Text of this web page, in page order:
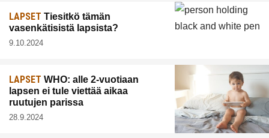
LAPSET Tiesitkö tämän
vasenkätisistä lapsista?
9.10.2024
LAPSET WHO: alle 2-vuotiaan
lapsen ei tule viettää aikaa
ruutujen parissa
28.9.2024